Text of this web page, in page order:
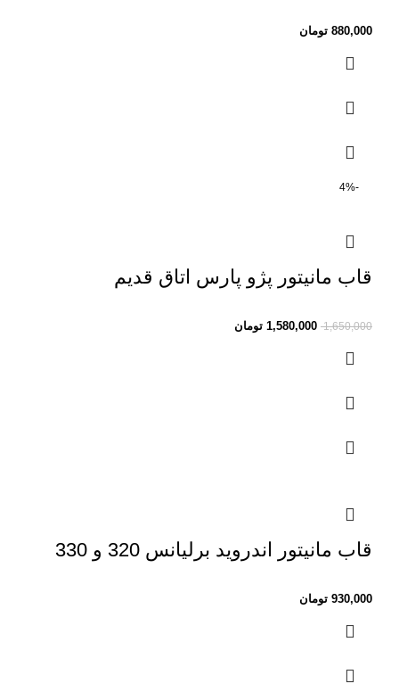
880,000 تومان
-4%
قاب مانیتور پژو پارس اتاق قدیم
1,650,000
1,580,000 تومان
قاب مانیتور اندروید برلیانس 320 و 330
930,000 تومان